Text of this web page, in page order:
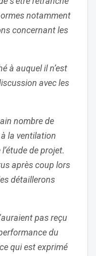
notamment
concernant les
à auquel il n’est
avec les
nombre de
la ventilation
de projet.
après coup lors
détaillerons
pas reçu
du
qui est exprimé